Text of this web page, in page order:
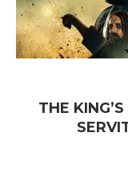
THE